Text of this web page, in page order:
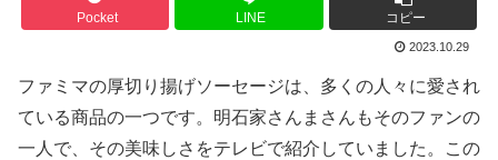
Pocket LINE コピー
2023.10.29
ファミマの厚切り揚げソーセージは、多くの人々に愛され
ている商品の一つです。明石家さんまさんもそのファンの
一人で、その美味しさをテレビで紹介していました。この